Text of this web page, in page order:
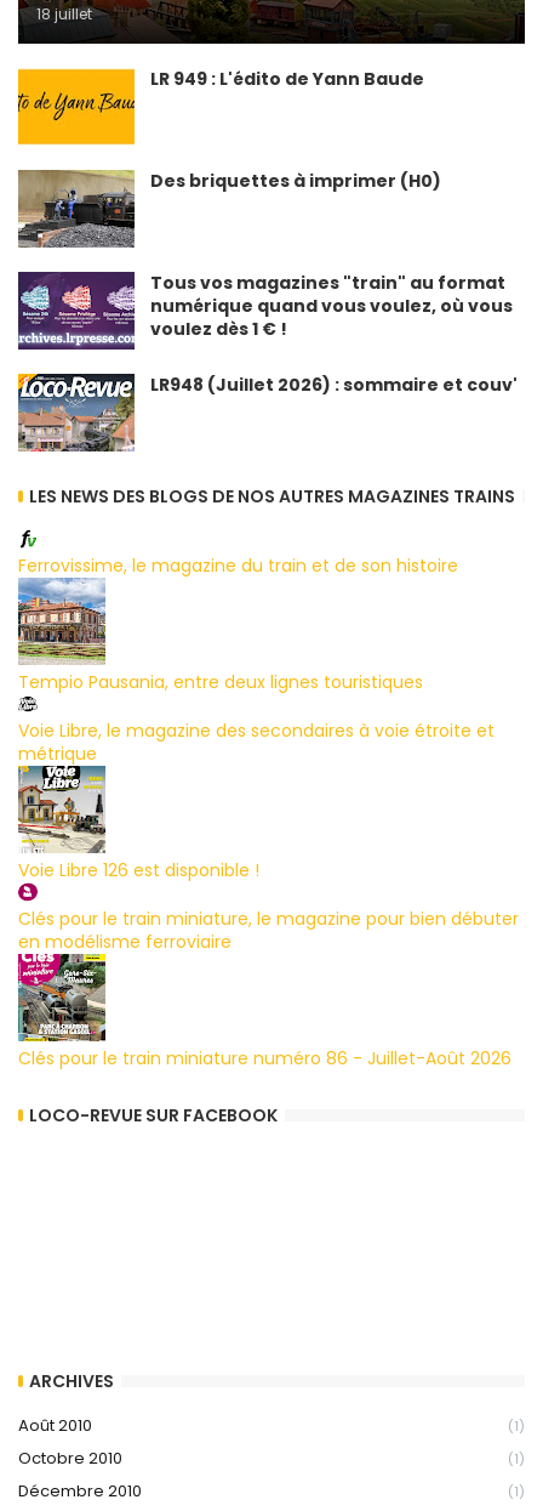
18 juillet
LR 949 : L'édito de Yann Baude
Des briquettes à imprimer (H0)
Tous vos magazines "train" au format
numérique quand vous voulez, où vous
voulez dès 1 € !
LR948 (Juillet 2026) : sommaire et couv'
LES NEWS DES BLOGS DE NOS AUTRES MAGAZINES TRAINS
Ferrovissime, le magazine du train et de son histoire
Tempio Pausania, entre deux lignes touristiques
Voie Libre, le magazine des secondaires à voie étroite et
métrique
Voie Libre 126 est disponible !
Clés pour le train miniature, le magazine pour bien débuter
en modélisme ferroviaire
Clés pour le train miniature numéro 86 - Juillet-Août 2026
LOCO-REVUE SUR FACEBOOK
ARCHIVES
Août 2010 (1)
Octobre 2010 (1)
Décembre 2010 (1)